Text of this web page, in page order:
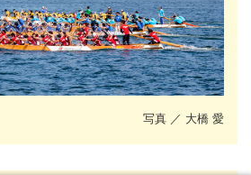
写真 ／ 大橋 愛